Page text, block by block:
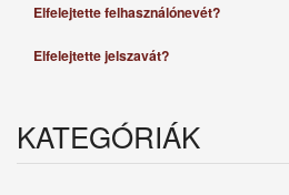
Elfelejtette felhasználónevét?
Elfelejtette jelszavát?
KATEGÓRIÁK